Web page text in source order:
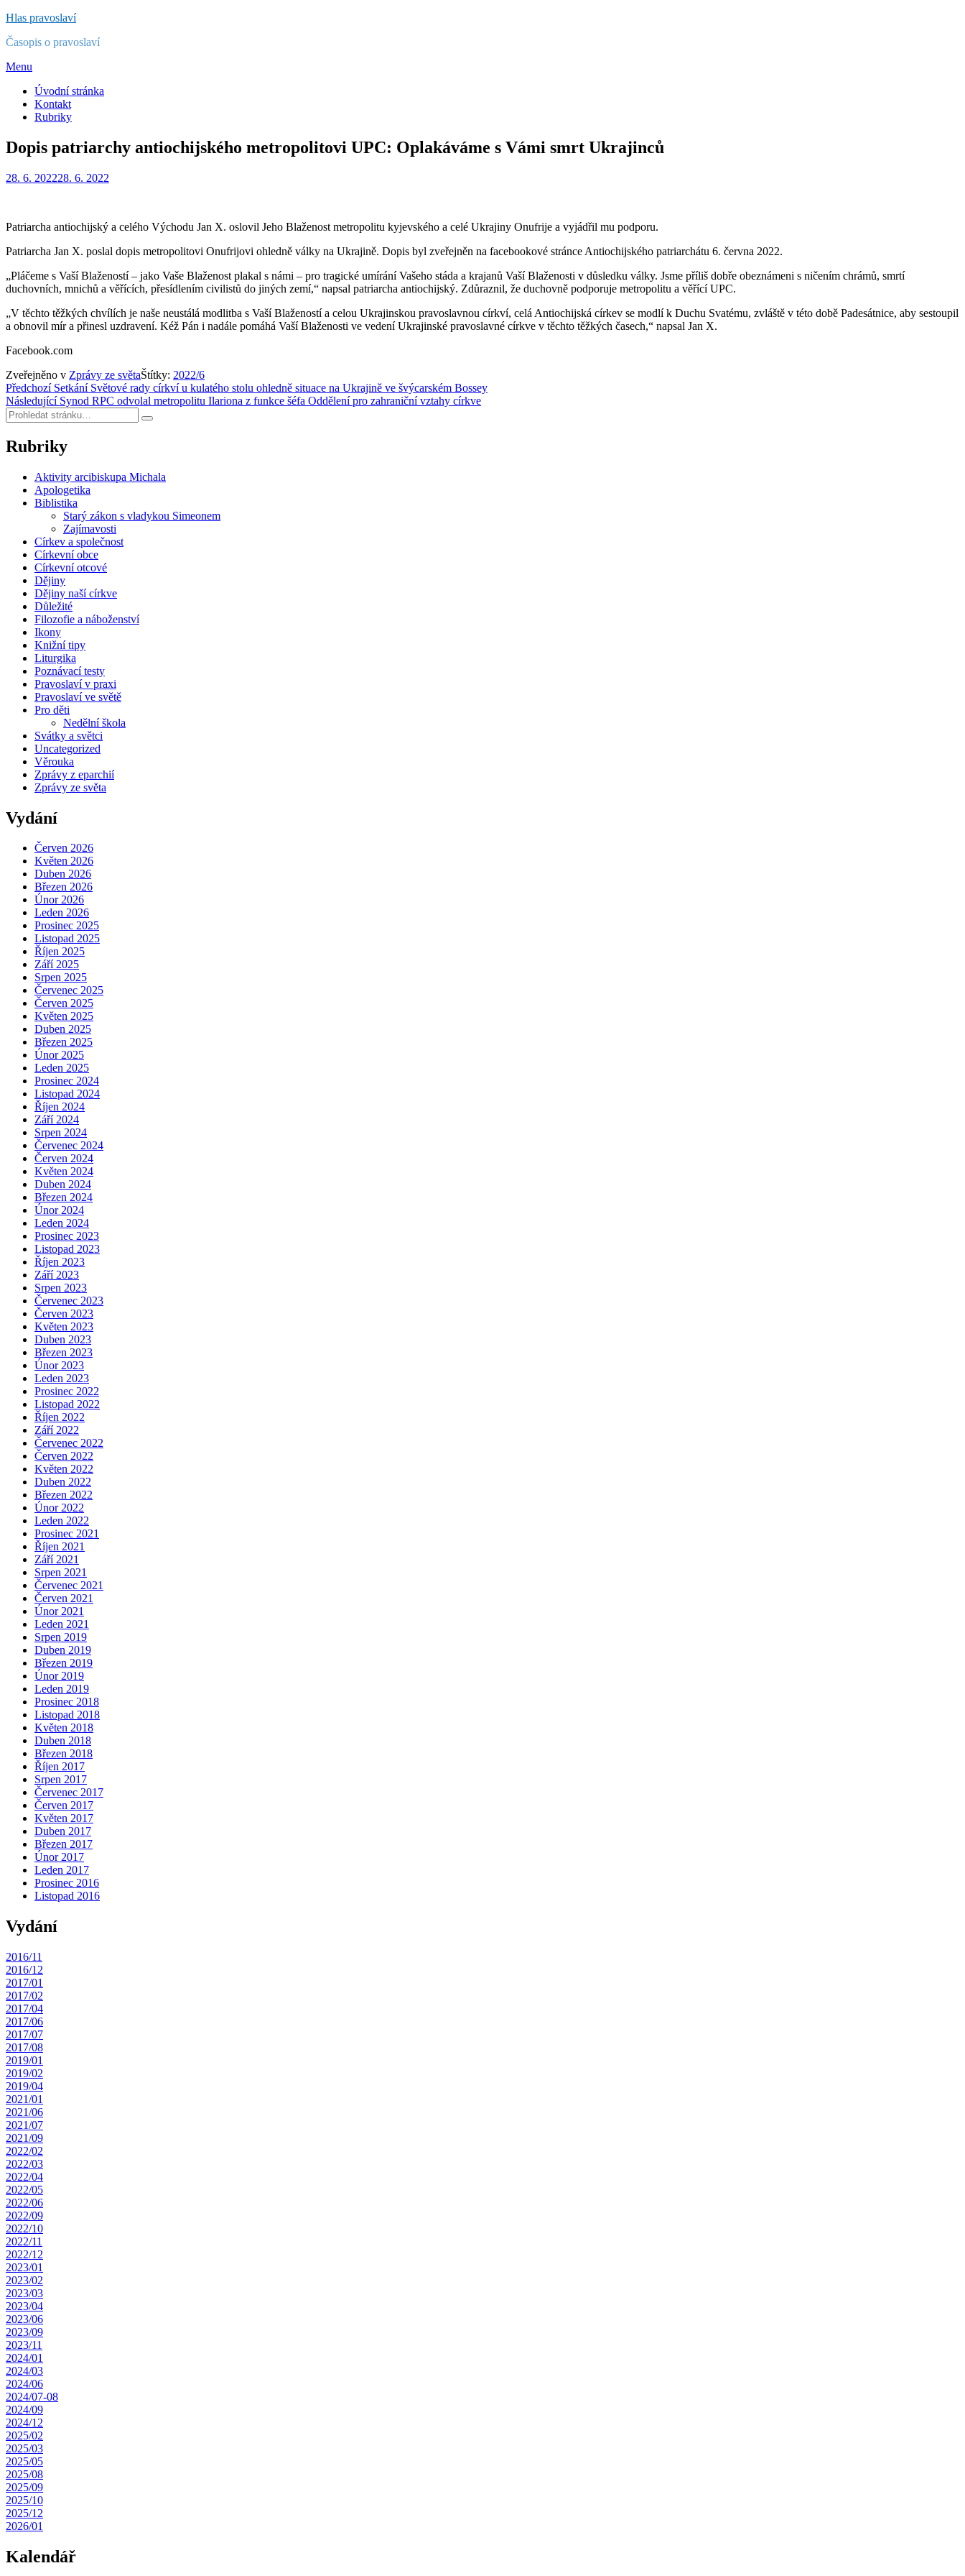
Přejít
obsahu
Hlas pravoslaví
Časopis o pravoslaví
Menu
Úvodní stránka
Kontakt
Rubriky
Dopis patriarchy antiochijského metropolitovi UPC: Oplakáváme s Vámi smrt Ukrajinců
Autor Redakce
Zveřejněno
28. 6. 202228. 6. 2022
Patriarcha antiochijský a celého Východu Jan X. oslovil Jeho Blaženost metropolitu kyjevského a celé Ukrajiny Onufrije a vyjádřil mu podporu.
Patriarcha Jan X. poslal dopis metropolitovi Onufrijovi ohledně války na Ukrajině. Dopis byl zveřejněn na facebookové stránce Antiochijského patriarchátu 6. června 2022.
„Pláčeme s Vaší Blažeností – jako Vaše Blaženost plakal s námi – pro tragické umírání Vašeho stáda a krajanů Vaší Blaženosti v důsledku války. Jsme příliš dobře obeznámeni s ničením chrámů, smrtí
duchovních, mnichů a věřících, přesídlením civilistů do jiných zemí,“ napsal patriarcha antiochijský. Zdůraznil, že duchovně podporuje metropolitu a věřící UPC.
„V těchto těžkých chvílích je naše neustálá modlitba s Vaší Blažeností a celou Ukrajinskou pravoslavnou církví, celá Antiochijská církev se modlí k Duchu Svatému, zvláště v této době Padesátnice, aby sestoupil
a obnovil mír a přinesl uzdravení. Kéž Pán i nadále pomáhá Vaší Blaženosti ve vedení Ukrajinské pravoslavné církve v těchto těžkých časech,“ napsal Jan X.
Facebook.com
Zveřejněno v Zprávy ze světaŠtítky: 2022/6
Navigace
pro
příspěvek
Předchozí Setkání Světové rady církví u kulatého stolu ohledně situace na Ukrajině ve švýcarském Bossey
Následující Synod RPC odvolal metropolitu Ilariona z funkce šéfa Oddělení pro zahraniční vztahy církve
Hledat:
Hledat
Rubriky
Aktivity arcibiskupa Michala
Apologetika
Biblistika
Starý zákon s vladykou Simeonem
Zajímavosti
Církev a společnost
Církevní obce
Církevní otcové
Dějiny
Dějiny naší církve
Důležité
Filozofie a náboženství
Ikony
Knižní tipy
Liturgika
Poznávací testy
Pravoslaví v praxi
Pravoslaví ve světě
Pro děti
Nedělní škola
Svátky a světci
Uncategorized
Věrouka
Zprávy z eparchií
Zprávy ze světa
Vydání
Červen 2026
Květen 2026
Duben 2026
Březen 2026
Únor 2026
Leden 2026
Prosinec 2025
Listopad 2025
Říjen 2025
Září 2025
Srpen 2025
Červenec 2025
Červen 2025
Květen 2025
Duben 2025
Březen 2025
Únor 2025
Leden 2025
Prosinec 2024
Listopad 2024
Říjen 2024
Září 2024
Srpen 2024
Červenec 2024
Červen 2024
Květen 2024
Duben 2024
Březen 2024
Únor 2024
Leden 2024
Prosinec 2023
Listopad 2023
Říjen 2023
Září 2023
Srpen 2023
Červenec 2023
Červen 2023
Květen 2023
Duben 2023
Březen 2023
Únor 2023
Leden 2023
Prosinec 2022
Listopad 2022
Říjen 2022
Září 2022
Červenec 2022
Červen 2022
Květen 2022
Duben 2022
Březen 2022
Únor 2022
Leden 2022
Prosinec 2021
Říjen 2021
Září 2021
Srpen 2021
Červenec 2021
Červen 2021
Únor 2021
Leden 2021
Srpen 2019
Duben 2019
Březen 2019
Únor 2019
Leden 2019
Prosinec 2018
Listopad 2018
Květen 2018
Duben 2018
Březen 2018
Říjen 2017
Srpen 2017
Červenec 2017
Červen 2017
Květen 2017
Duben 2017
Březen 2017
Únor 2017
Leden 2017
Prosinec 2016
Listopad 2016
Vydání
2016/11
2016/12
2017/01
2017/02
2017/04
2017/06
2017/07
2017/08
2019/01
2019/02
2019/04
2021/01
2021/06
2021/07
2021/09
2022/02
2022/03
2022/04
2022/05
2022/06
2022/09
2022/10
2022/11
2022/12
2023/01
2023/02
2023/03
2023/04
2023/06
2023/09
2023/11
2024/01
2024/03
2024/06
2024/07-08
2024/09
2024/12
2025/02
2025/03
2025/05
2025/08
2025/09
2025/10
2025/12
2026/01
Kalendář